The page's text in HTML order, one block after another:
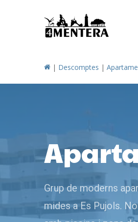
| Descomptes |
Grup de moderns
mides a Es Pujols.